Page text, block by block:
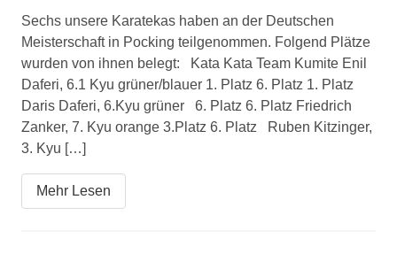
Sechs unsere Karatekas haben an der Deutschen
Meisterschaft in Pocking teilgenommen. Folgend Plätze
wurden von ihnen belegt: Kata Kata Team Kumite Enil
Daferi, 6.1 Kyu grüner/blauer 1. Platz 6. Platz 1. Platz
Daris Daferi, 6.Kyu grüner 6. Platz 6. Platz Friedrich
Zanker, 7. Kyu orange 3.Platz 6. Platz Ruben Kitzinger,
3. Kyu […]
Mehr Lesen